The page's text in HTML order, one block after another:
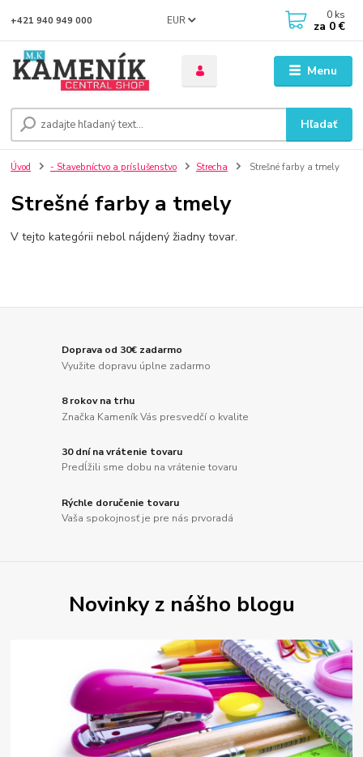
Menu
EUR
Hľadať
+421 940 949 000 0 ks
za 0 €
Úvod - Stavebníctvo a príslušenstvo Strecha Strešné farby a tmely
Strešné farby a tmely
V tejto kategórii nebol nájdený žiadny tovar.
Doprava od 30€ zadarmo
Využite dopravu úplne zadarmo
8 rokov na trhu
Značka Kameník Vás presvedčí o kvalite
30 dní na vrátenie tovaru
Predĺžili sme dobu na vrátenie tovaru
Rýchle doručenie tovaru
Vaša spokojnosť je pre nás prvoradá
Novinky z nášho blogu